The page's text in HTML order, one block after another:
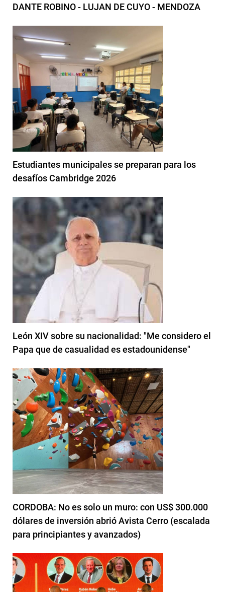
DANTE ROBINO - LUJAN DE CUYO - MENDOZA
Estudiantes municipales se preparan para los
desafíos Cambridge 2026
León XIV sobre su nacionalidad: "Me considero el
Papa que de casualidad es estadounidense"
CORDOBA: No es solo un muro: con US$ 300.000
dólares de inversión abrió Avista Cerro (escalada
para principiantes y avanzados)